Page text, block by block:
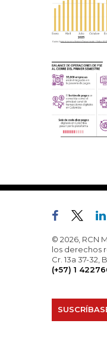
© 2026, RCN
los derechos
Cr. 13a 37-32,
(+57) 1